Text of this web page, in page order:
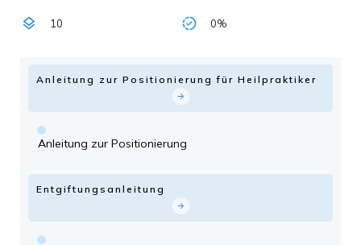
10 0%
Anleitung zur Positionierung für Heilpraktiker
Anleitung zur Positionierung
Entgiftungsanleitung